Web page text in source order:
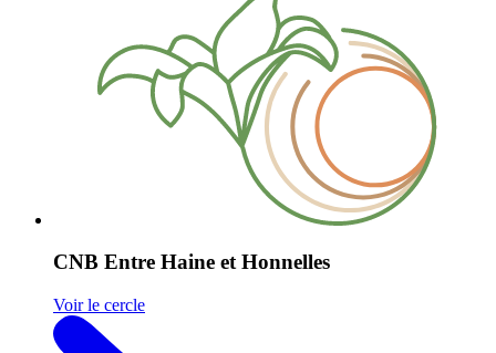
CNB Entre Haine et Honnelles
Voir le cercle